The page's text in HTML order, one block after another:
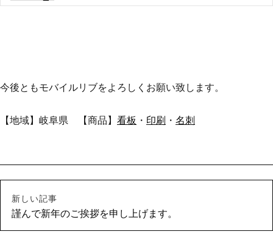
今後ともモバイルリブをよろしくお願い致します。
【地域】岐阜県 【商品】 看板 ・ 印刷 ・ 名刺
新しい記事
謹んで新年のご挨拶を申し上げます。